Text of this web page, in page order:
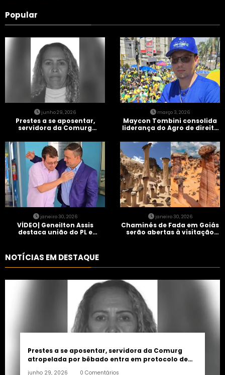
Popular
junho 29, 2026
Prestes a se aposentar,
servidora da Comurg
entra em protocolo de
morte encefálica
março 3, 2026
Maycon Tombini consolida
liderança do Agro de direita
Brasil” em Goiânia
janeiro 30, 2026
VÍDEO| Geneilton Assis
destaca união do PL e
janeiro 30, 2026
Chaminés de Fada em Goiás
serão abertas à visitação
NOTÍCIAS EM DESTAQUE
Prestes a se aposentar, servidora da Comurg
atropelada por bêbado entra em protocolo de
junho 29, 2026 0 Comentários